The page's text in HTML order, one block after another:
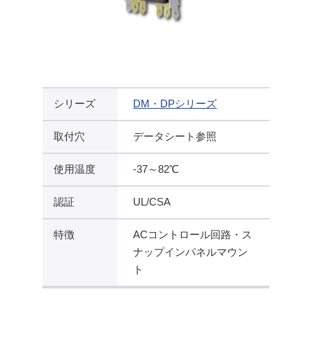
シリーズ DM・DPシリーズ
取付穴 データシート参照
使用温度 -37～82℃
認証 UL/CSA
特徴
ACコントロール回路・ス
ナップインパネルマウン
ト